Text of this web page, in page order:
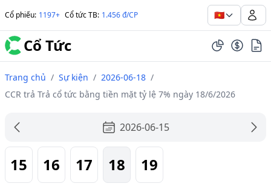
Cổ phiếu: 1197+ Cổ tức TB: 1.456 đ/CP 🇻🇳
Cổ Tức
Trang chủ / Sự kiện / 2026-06-18 /
CCR trả Trả cổ tức bằng tiền mặt tỷ lệ 7% ngày 18/6/2026
2026-06-15
15 16 17 18 19